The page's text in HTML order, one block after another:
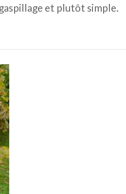
et plutôt simple.